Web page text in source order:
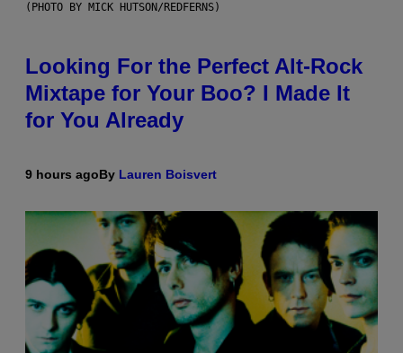
(PHOTO BY MICK HUTSON/REDFERNS)
Looking For the Perfect Alt-Rock
Mixtape for Your Boo? I Made It
for You Already
9 hours agoBy Lauren Boisvert